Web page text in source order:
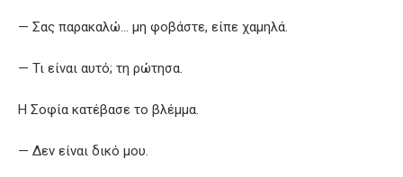
— Σας παρακαλώ… μη φοβάστε, είπε χαμηλά.
— Τι είναι αυτό; τη ρώτησα.
Η Σοφία κατέβασε το βλέμμα.
— Δεν είναι δικό μου.